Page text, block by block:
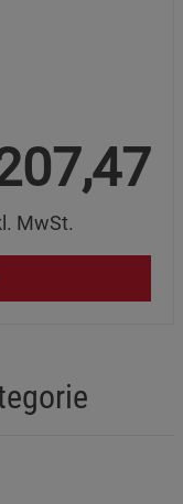
MwSt.